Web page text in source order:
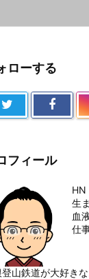
ローする
フィール
HN
生
血
仕
山鉄道が大好き